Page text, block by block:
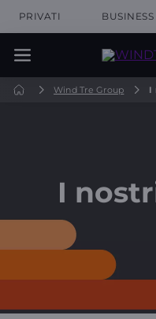
PRIVATI BUSINESS
Wind Tre Group I
I